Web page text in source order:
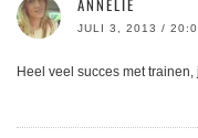
ANNELIE
JULI 3, 2013 /
Heel veel succes met trainen,